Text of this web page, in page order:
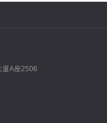
厦A座2506